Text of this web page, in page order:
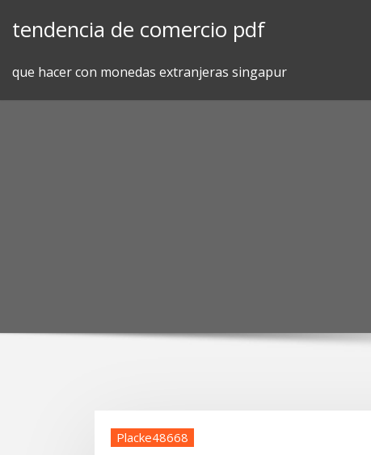
tendencia de comercio pdf
que hacer con monedas extranjeras singapur
Placke48668